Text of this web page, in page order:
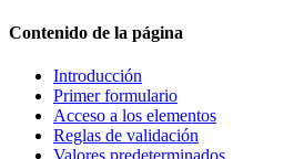
Contenido de la página
Introducción
Primer formulario
Acceso a los elementos
Reglas de validación
Valores predeterminados